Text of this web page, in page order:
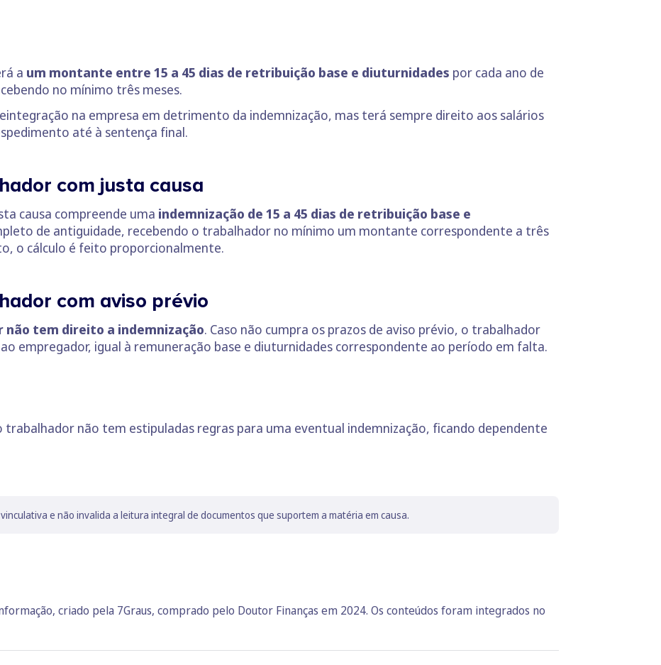
a um montante entre 15 a 45 dias de retribuição base e diuturnidades por cada ano de
no mínimo três meses.
na empresa em detrimento da indemnização, mas terá sempre direito aos salários
até à sentença final.
com justa causa
causa compreende uma indemnização de 15 a 45 dias de retribuição base e
de antiguidade, recebendo o trabalhador no mínimo um montante correspondente a três
o cálculo é feito proporcionalmente.
com aviso prévio
não tem direito a indemnização. Caso não cumpra os prazos de aviso prévio, o trabalhador
empregador, igual à remuneração base e diuturnidades correspondente ao período em falta.
não tem estipuladas regras para uma eventual indemnização, ficando dependente
e não invalida a leitura integral de documentos que suportem a matéria em causa.
criado pela 7Graus, comprado pelo Doutor Finanças em 2024. Os conteúdos foram integrados no